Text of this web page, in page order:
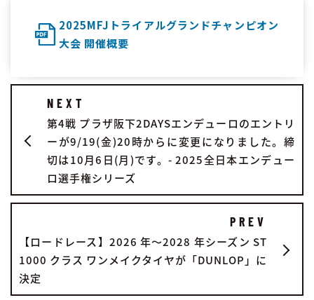
2025MFJトライアルグランドチャンピオン
大会 開催概要
NEXT
第4戦 プラザ阪下2DAYSエンデューロのエントリ
ーが9/19(金)20時からに変更になりました。締
切は10月6日(月)です。- 2025全日本エンデュー
ロ選手権シリーズ
PREV
【ロードレース】2026 年～2028 年シーズン ST
1000 クラス ワンメイクタイヤが「DUNLOP」に
決定